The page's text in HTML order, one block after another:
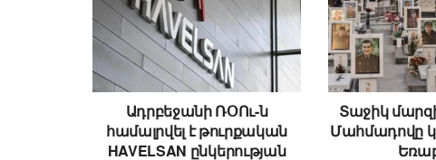
Ադրբեջանի ՌՕՈւ-ն
համալրվել է թուրքական
HAVELSAN ընկերության
Տաջիկ
Մահմադովը